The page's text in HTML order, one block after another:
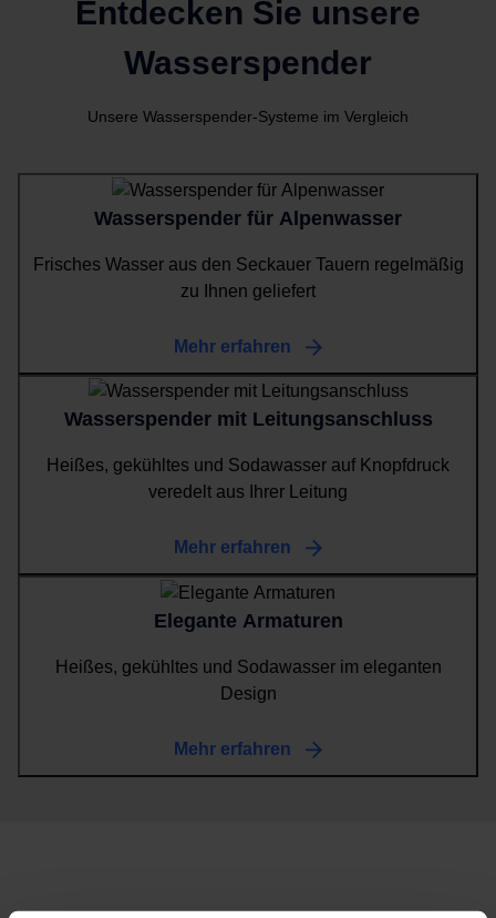
Entdecken Sie unsere
Wasserspender
Unsere Wasserspender-Systeme im Vergleich
Wasserspender für Alpenwasser
Frisches Wasser aus den Seckauer Tauern regelmäßig
zu Ihnen geliefert
Mehr erfahren
Wasserspender mit Leitungsanschluss
Heißes, gekühltes und Sodawasser auf Knopfdruck
veredelt aus Ihrer Leitung
Mehr erfahren
Elegante Armaturen
Heißes, gekühltes und Sodawasser im eleganten
Design
Mehr erfahren